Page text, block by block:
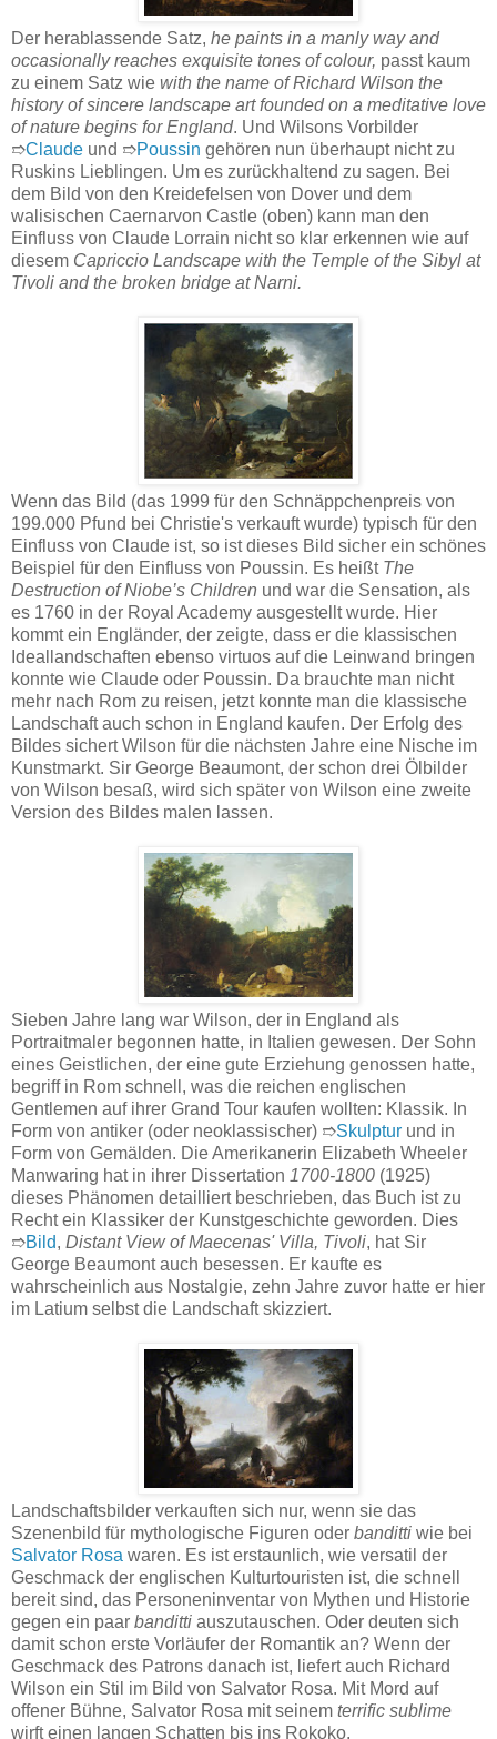
Der herablassende Satz, he paints in a manly way and
occasionally reaches exquisite tones of colour, passt kaum
zu einem Satz wie with the name of Richard Wilson the
history of sincere landscape art founded on a meditative love
of nature begins for England. Und Wilsons Vorbilder
➱Claude und ➱Poussin gehören nun überhaupt nicht zu
Ruskins Lieblingen. Um es zurückhaltend zu sagen. Bei
dem Bild von den Kreidefelsen von Dover und dem
walisischen Caernarvon Castle (oben) kann man den
Einfluss von Claude Lorrain nicht so klar erkennen wie auf
diesem Capriccio Landscape with the Temple of the Sibyl at
Tivoli and the broken bridge at Narni.
Wenn das Bild (das 1999 für den Schnäppchenpreis von
199.000 Pfund bei Christie's verkauft wurde) typisch für den
Einfluss von Claude ist, so ist dieses Bild sicher ein schönes
Beispiel für den Einfluss von Poussin. Es heißt The
Destruction of Niobe’s Children und war die Sensation, als
es 1760 in der Royal Academy ausgestellt wurde. Hier
kommt ein Engländer, der zeigte, dass er die klassischen
Ideallandschaften ebenso virtuos auf die Leinwand bringen
konnte wie Claude oder Poussin. Da brauchte man nicht
mehr nach Rom zu reisen, jetzt konnte man die klassische
Landschaft auch schon in England kaufen. Der Erfolg des
Bildes sichert Wilson für die nächsten Jahre eine Nische im
Kunstmarkt. Sir George Beaumont, der schon drei Ölbilder
von Wilson besaß, wird sich später von Wilson eine zweite
Version des Bildes malen lassen.
Sieben Jahre lang war Wilson, der in England als
Portraitmaler begonnen hatte, in Italien gewesen. Der Sohn
eines Geistlichen, der eine gute Erziehung genossen hatte,
begriff in Rom schnell, was die reichen englischen
Gentlemen auf ihrer Grand Tour kaufen wollten: Klassik. In
Form von antiker (oder neoklassischer) ➱Skulptur und in
Form von Gemälden. Die Amerikanerin Elizabeth Wheeler
Manwaring hat in ihrer Dissertation 1700-1800 (1925)
dieses Phänomen detailliert beschrieben, das Buch ist zu
Recht ein Klassiker der Kunstgeschichte geworden. Dies
➱Bild, Distant View of Maecenas' Villa, Tivoli, hat Sir
George Beaumont auch besessen. Er kaufte es
wahrscheinlich aus Nostalgie, zehn Jahre zuvor hatte er hier
im Latium selbst die Landschaft skizziert.
Landschaftsbilder verkauften sich nur, wenn sie das
Szenenbild für mythologische Figuren oder banditti wie bei
Salvator Rosa waren. Es ist erstaunlich, wie versatil der
Geschmack der englischen Kulturtouristen ist, die schnell
bereit sind, das Personeninventar von Mythen und Historie
gegen ein paar banditti auszutauschen. Oder deuten sich
damit schon erste Vorläufer der Romantik an? Wenn der
Geschmack des Patrons danach ist, liefert auch Richard
Wilson ein Stil im Bild von Salvator Rosa. Mit Mord auf
offener Bühne, Salvator Rosa mit seinem terrific sublime
wirft einen langen Schatten bis ins Rokoko.